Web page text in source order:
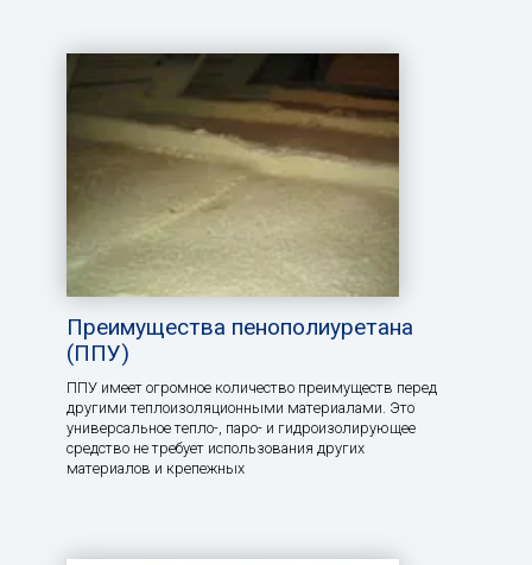
Преимущества пенополиуретана
(ППУ)
ППУ имеет огромное количество преимуществ перед
другими теплоизоляционными материалами. Это
универсальное тепло-, паро- и гидроизолирующее
средство не требует использования других
материалов и крепежных